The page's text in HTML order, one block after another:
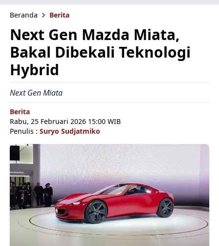
Beranda Berita
Next Gen Mazda Miata,
Bakal Dibekali Teknologi
Hybrid
Next Gen Miata
Berita
Rabu, 25 Februari 2026 15:00 WIB
Penulis : Suryo Sudjatmiko